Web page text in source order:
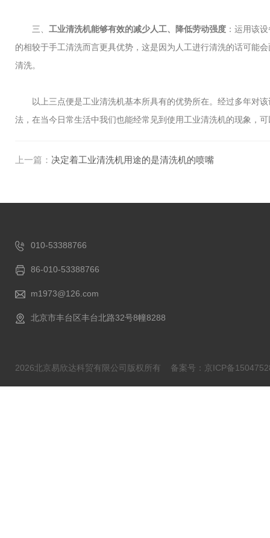
三、 工业清洗机能够有效的减少人工、降低劳动强度 ：运用该
的相较于手工清洗而言更具优势，这是因为人工进行清洗的话可能
清洗。
以上三点便是工业清洗机基本所具有的优势所在。经过多年对该
法，在当今日常生活中我们也能经常见到使用工业清洗机的现象，
上一篇： 决定着工业清洗机用途的是清洗机的喷嘴
010-53388766
86-010-53388766
m1973@126.com
北京市丰台区丰台北路32号8幢8288
2026北京易欣达科贸有限公司版权所有 备案号：京ICP备